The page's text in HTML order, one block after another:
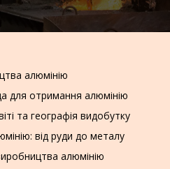
алюмінію
для отримання алюмінію
та географія видобутку
від руди до металу
алюмінію